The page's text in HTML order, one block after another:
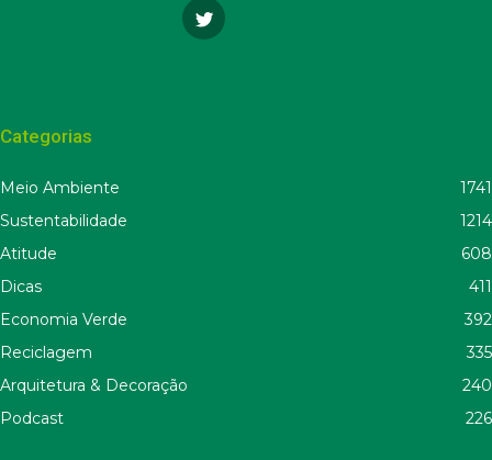
Categorias
Meio Ambiente
1741
Sustentabilidade
1214
Atitude
608
Dicas
411
Economia Verde
392
Reciclagem
335
Arquitetura & Decoração
240
Podcast
226